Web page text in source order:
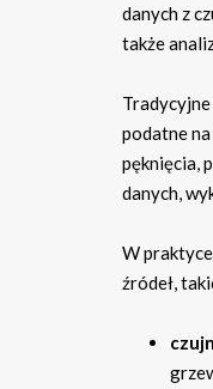
danych z
także
podatne
pęknięcia,
danych,
W
źródeł,